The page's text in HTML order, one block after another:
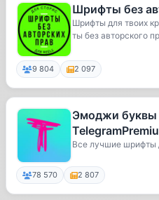
Шрифты без
Шрифты для твоих
ты без авторского
9 804 2 097
Эмоджи
Все лучшие шрифты
78 570 2 807